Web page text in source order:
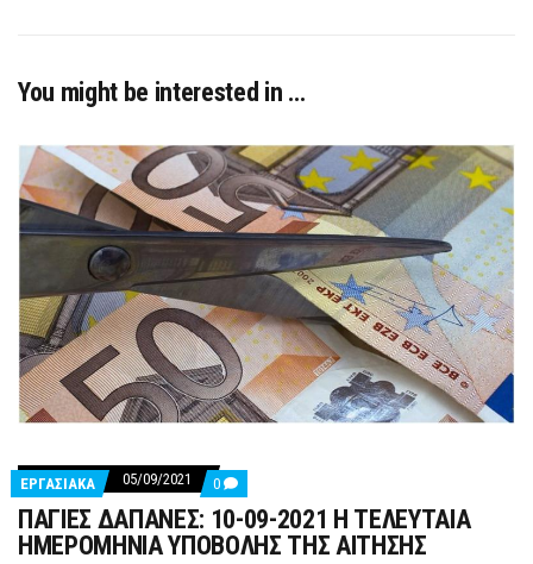
You might be interested in …
ΕΡΓΑΣΙΑΚΑ 05/09/2021 0 COMMENTS
ON
ΠΑΓΙΕΣ
ΔΑΠΑΝΕΣ:
10-
ΠΑΓΙΕΣ ΔΑΠΑΝΕΣ: 10-09-2021 Η ΤΕΛΕΥΤΑΙΑ
ΗΜΕΡΟΜΗΝΙΑ ΥΠΟΒΟΛΗΣ ΤΗΣ ΑΙΤΗΣΗΣ